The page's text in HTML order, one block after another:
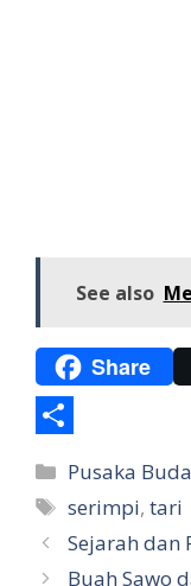
See also
Share
Categories
Pusaka
Tags
serimpi,tari
Sejarah dan
Buah Sawo